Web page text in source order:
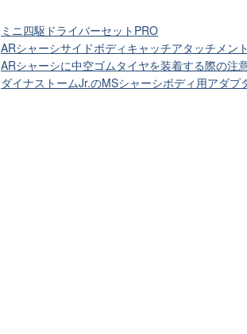
ミニ四駆ドライバーセットPRO
ARシャーシサイドボディキャッチアタッチメン
ARシャーシに中空ゴムタイヤを装着する際の注
ダイナストームJr.のMSシャーシボディ用アダプ